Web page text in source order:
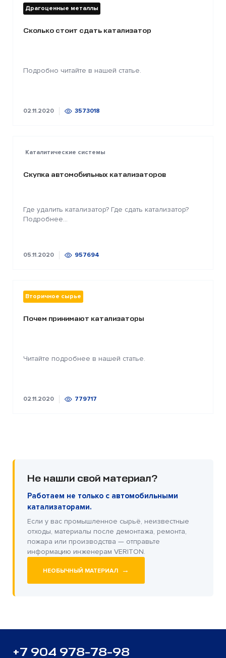
Драгоценные металлы
Сколько стоит сдать катализатор
Подробно читайте в нашей статье.
02.11.2020 3573018
Каталитические системы
Скупка автомобильных катализаторов
Где удалить катализатор? Где сдать катализатор?
Подробнее...
05.11.2020 957694
Вторичное сырье
Почем принимают катализаторы
Читайте подробнее в нашей статье.
02.11.2020 779717
Не нашли свой материал?
Работаем не только с автомобильными
катализаторами.
Если у вас промышленное сырьё, неизвестные
отходы, материалы после демонтажа, ремонта,
пожара или производства — отправьте
информацию инженерам VERITON.
НЕОБЫЧНЫЙ МАТЕРИАЛ →
+7 904 978-78-98